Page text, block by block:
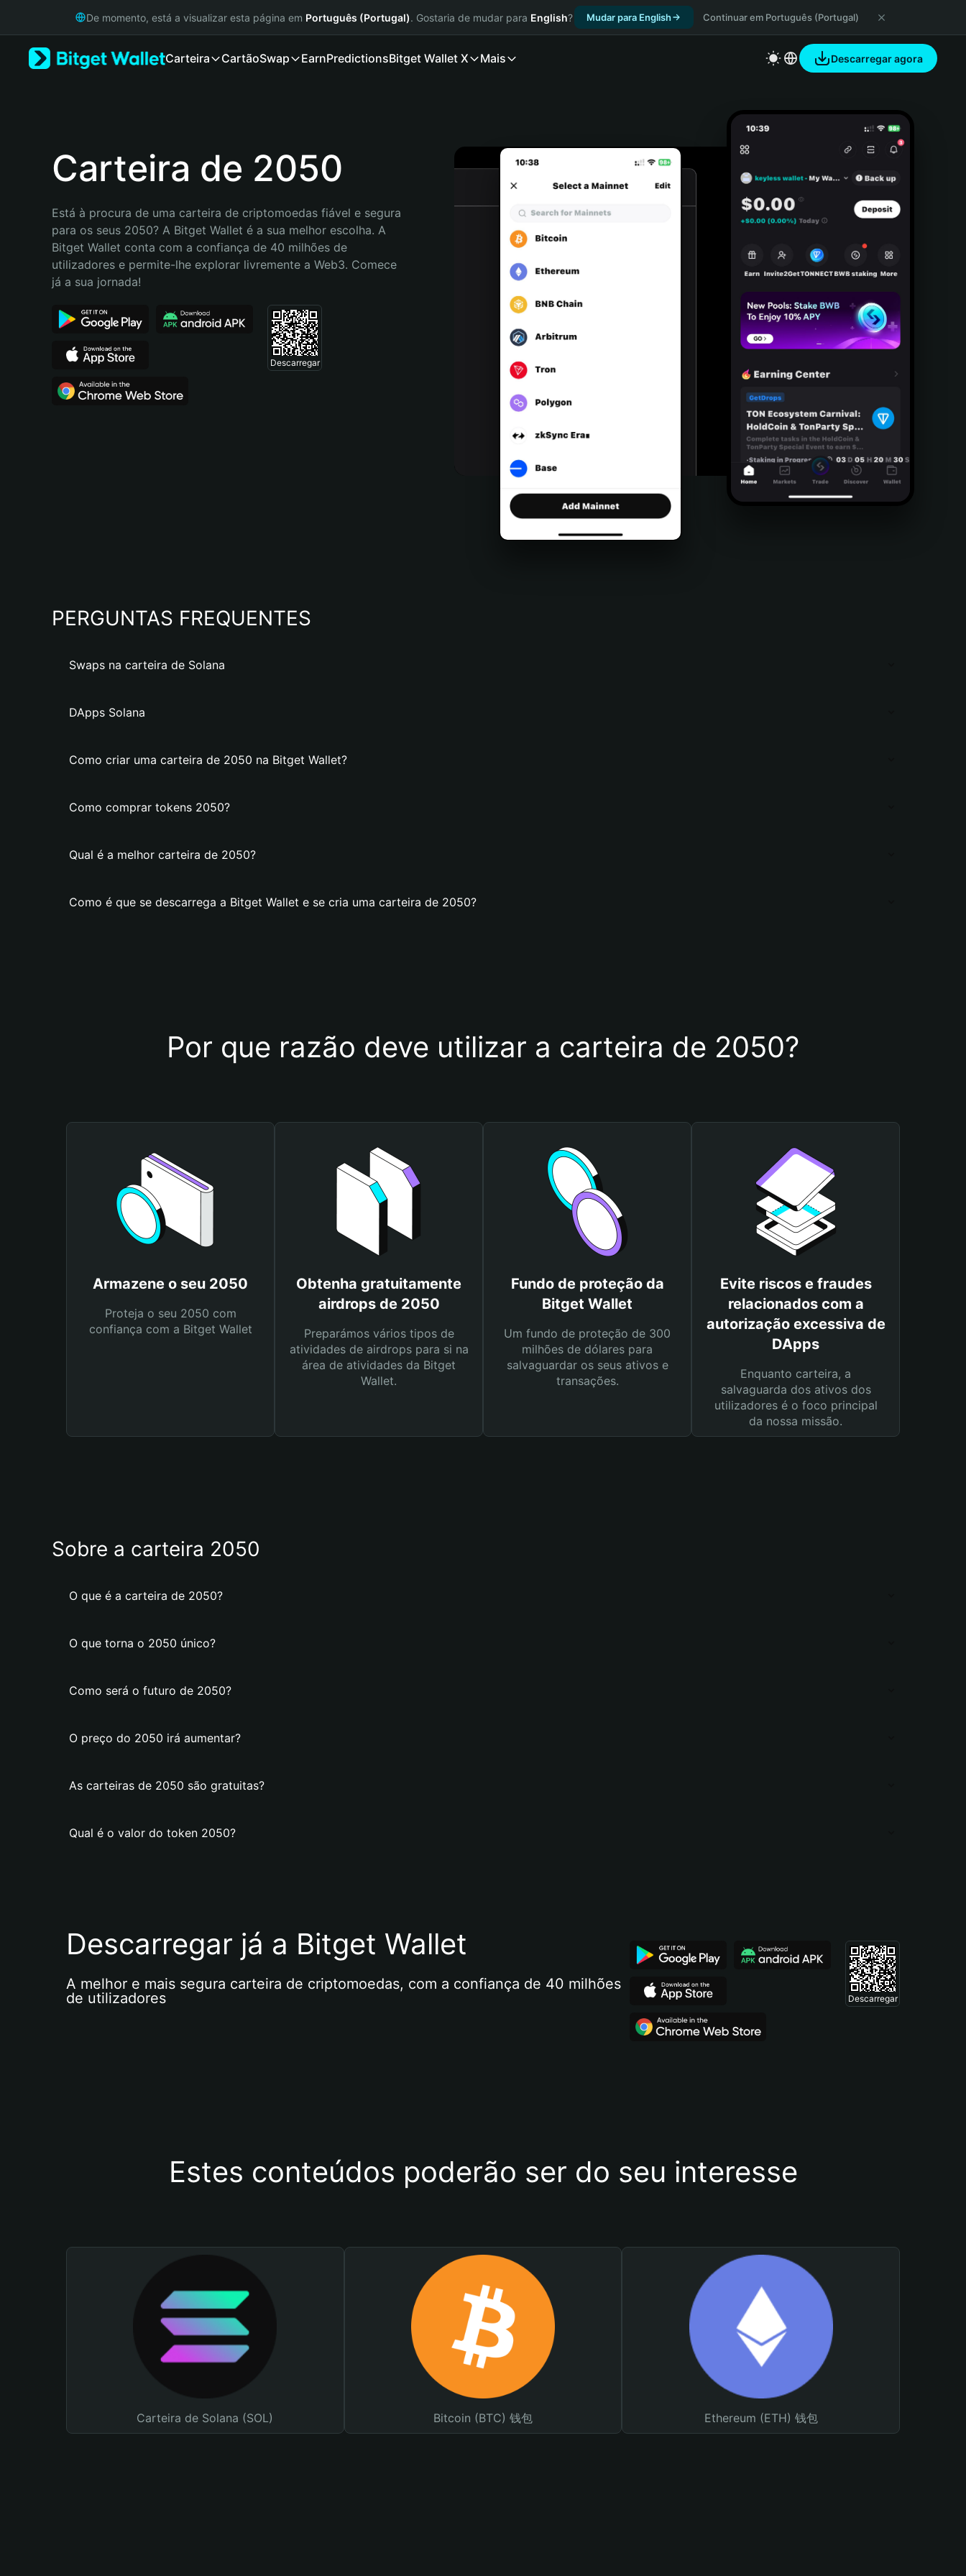
Русский
Bahasa Indonesia
Español (Argentina)
De momento, está a visualizar esta página em Português (Portugal). Gostaria de mudar para English? Mudar para English Continuar em Português (Portugal)
Carteira CartãoSwap EarnPredictionsBitget Wallet X Mais Descarregar agora
Carteira de 2050
Está à procura de uma carteira de criptomoedas fiável e segura
para os seus 2050? A Bitget Wallet é a sua melhor escolha. A
Bitget Wallet conta com a confiança de 40 milhões de
utilizadores e permite-lhe explorar livremente a Web3. Comece
já a sua jornada!
Descarregar
PERGUNTAS FREQUENTES
Swaps na carteira de Solana
DApps Solana
Como criar uma carteira de 2050 na Bitget Wallet?
Como comprar tokens 2050?
Qual é a melhor carteira de 2050?
Como é que se descarrega a Bitget Wallet e se cria uma carteira de 2050?
Por que razão deve utilizar a carteira de 2050?
Armazene o seu 2050
Proteja o seu 2050 com
confiança com a Bitget Wallet
Obtenha gratuitamente
airdrops de 2050
Preparámos vários tipos de
atividades de airdrops para si na
área de atividades da Bitget
Wallet.
Fundo de proteção da
Bitget Wallet
Um fundo de proteção de 300
milhões de dólares para
salvaguardar os seus ativos e
transações.
Evite riscos e fraudes
relacionados com a
autorização excessiva de
DApps
Enquanto carteira, a
salvaguarda dos ativos dos
utilizadores é o foco principal
da nossa missão.
Sobre a carteira 2050
O que é a carteira de 2050?
O que torna o 2050 único?
Como será o futuro de 2050?
O preço do 2050 irá aumentar?
As carteiras de 2050 são gratuitas?
Qual é o valor do token 2050?
Descarregar já a Bitget Wallet
A melhor e mais segura carteira de criptomoedas, com a confiança de 40 milhões
de utilizadores
Descarregar
Estes conteúdos poderão ser do seu interesse
Carteira de Solana (SOL) Bitcoin (BTC) 钱包 Ethereum (ETH) 钱包